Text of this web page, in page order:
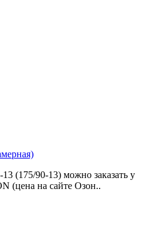
(175/90-13) можно заказать у
(цена на сайте Озон..